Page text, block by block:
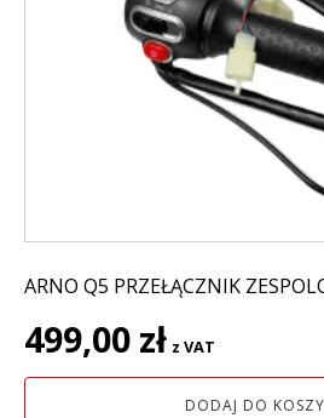
ARNO Q5 PRZEŁĄCZNIK
499,00 zł z VAT
DODAJ DO